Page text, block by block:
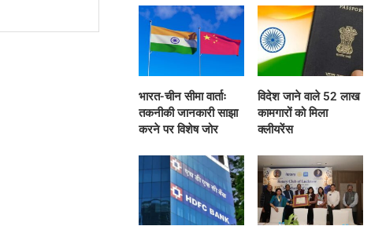
भारत-चीन सीमा वार्ताः
तकनीकी जानकारी साझा
करने पर विशेष जोर
विदेश जाने वाले 52 लाख
कामगारों को मिला
क्लीयरेंस